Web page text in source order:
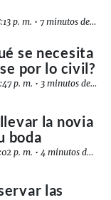
p. m. •7 minutos de lectura
se necesita
por lo civil?
p. m. • 3 minutos de lectura
la novia
boda
p. m. •4 minutos de lectura
las